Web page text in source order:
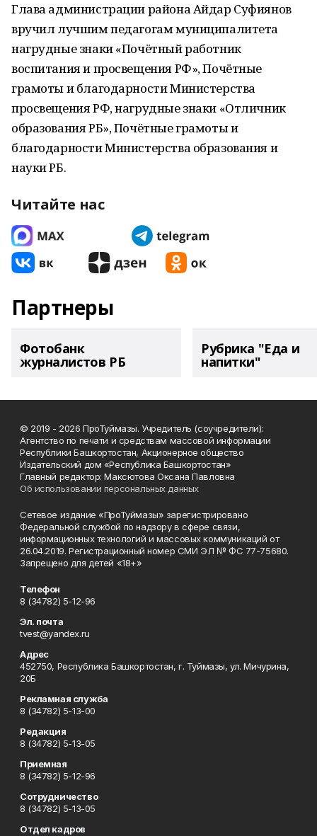
Глава администрации района Айдар Суфиянов
вручил лучшим педагогам муниципалитета
нагрудные знаки «Почётный работник
воспитания и просвещения РФ», Почётные
грамоты и благодарности Министерства
просвещения РФ, нагрудные знаки «Отличник
образования РБ», Почётные грамоты и
благодарности Министерства образования и
науки РБ.
Читайте нас
Партнеры
Фотобанк
журналистов РБ
Рубрика "Еда и
напитки"
© 2019 - 2026 ПроТуймазы. Учредитель (соучредители):
Агентство по печати и средствам массовой информации
Республики Башкортостан, Акционерное общество
Издательский дом «Республика Башкортостан»
Главный редактор: Максютова Оксана Павловна
Об использовании персональных данных
Сетевое издание «ПроТуймазы» зарегистрировано
Федеральной службой по надзору в сфере связи,
информационных технологий и массовых коммуникаций от
26.04.2019. Регистрационный номер СМИ ЭЛ № ФС 77-75680.
Запрещено для детей «18+»
Телефон
8 (34782) 5-12-96
Эл. почта
tvest@yandex.ru
Адрес
452750, Республика Башкортостан, г. Туймазы, ул. Мичурина,
20Б
Рекламная служба
8 (34782) 5-13-00
Редакция
8 (34782) 5-13-05
Приемная
8 (34782) 5-12-96
Сотрудничество
8 (34782) 5-13-05
Отдел кадров